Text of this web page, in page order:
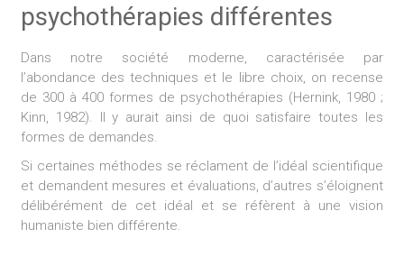
psychothérapies différentes
Dans notre société moderne, caractérisée par
l’abondance des techniques et le libre choix, on recense
de 300 à 400 formes de psychothérapies (Hernink, 1980 ;
Kinn, 1982). II y aurait ainsi de quoi satisfaire toutes les
formes de demandes.
Si certaines méthodes se réclament de l’idéal scientifique
et demandent mesures et évaluations, d’autres s’éloignent
délibérément de cet idéal et se réfèrent à une vision
humaniste bien différente.